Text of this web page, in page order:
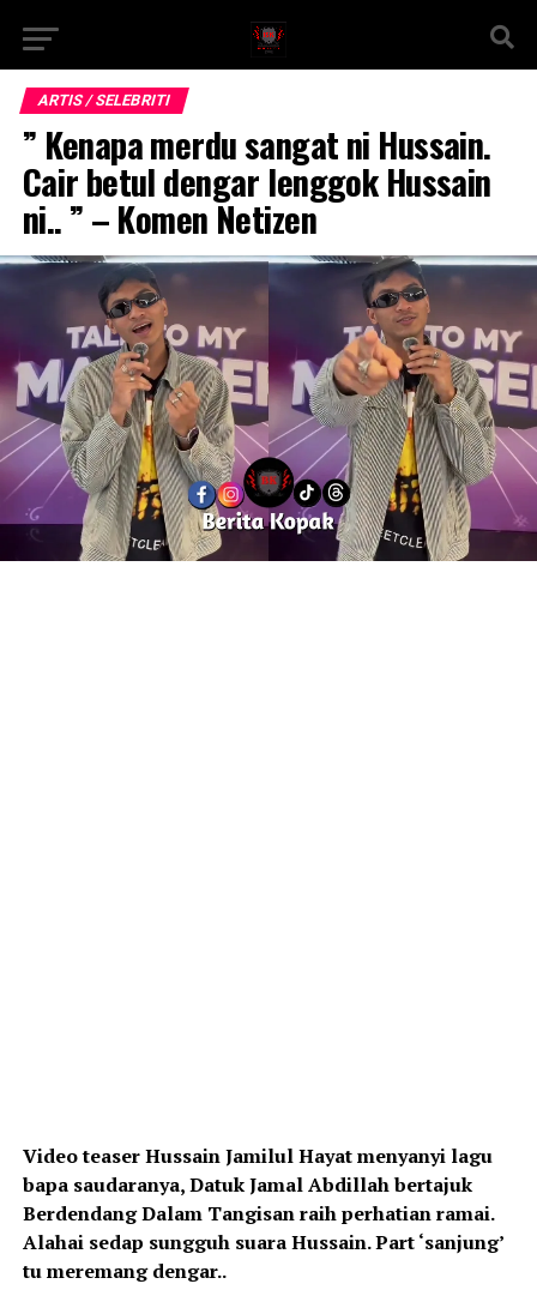
ARTIS / SELEBRITI
” Kenapa merdu sangat ni Hussain.
Cair betul dengar lenggok Hussain
ni.. ” – Komen Netizen
Video teaser Hussain Jamilul Hayat menyanyi lagu
bapa saudaranya, Datuk Jamal Abdillah bertajuk
Berdendang Dalam Tangisan raih perhatian ramai.
Alahai sedap sungguh suara Hussain. Part ‘sanjung’
tu meremang dengar..